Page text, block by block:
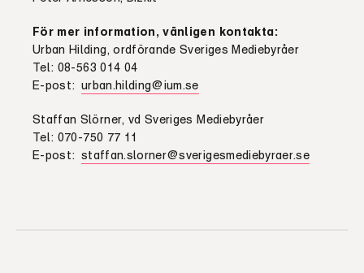
För mer information, vänligen kontakta:
Urban Hilding, ordförande Sveriges Mediebyråer
Tel: 08-563 014 04
E-post: urban.hilding@ium.se
Staffan Slörner, vd Sveriges Mediebyråer
Tel: 070-750 77 11
E-post: staffan.slorner@sverigesmediebyraer.se